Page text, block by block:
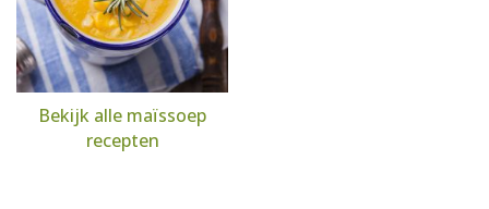
Bekijk alle maïssoep
recepten